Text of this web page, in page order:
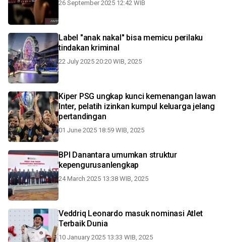
26 September 2025 12:42 WIB
Label "anak nakal" bisa memicu perilaku
tindakan kriminal
22 July 2025 20:20 WIB, 2025
Kiper PSG ungkap kunci kemenangan lawan
Inter, pelatih izinkan kumpul keluarga jelang
pertandingan
01 June 2025 18:59 WIB, 2025
BPI Danantara umumkan struktur
kepengurusanlengkap
24 March 2025 13:38 WIB, 2025
Veddriq Leonardo masuk nominasi Atlet
Terbaik Dunia
10 January 2025 13:33 WIB, 2025